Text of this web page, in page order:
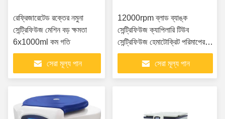
রেফ্রিজারেটেড রক্তের নমুনা
সেন্ট্রিফিউজ মেশিন বড় ক্ষমতা
6x1000ml কম গতি
সেরা মূল্য পান
12000rpm ব্লাড ব্যাঙ্ক
সেন্ট্রিফিউজ ক্যাপিলারি টিউব
সেন্ট্রিফিউজ হেমাটোক্রিট পরিমাপের
জন্য
সেরা মূল্য পান